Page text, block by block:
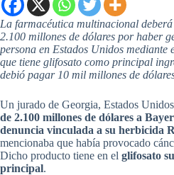
La farmacéutica multinacional
2.100 millones de dólares por haber
persona en Estados Unidos mediante
que tiene glifosato como principal
debió pagar 10 mil millones de
Un jurado de Georgia, Estados
de 2.100 millones de dólares a Bayer
denuncia vinculada a su herbicida
mencionaba que había provocado
Dicho producto tiene en el glifosato
principal.